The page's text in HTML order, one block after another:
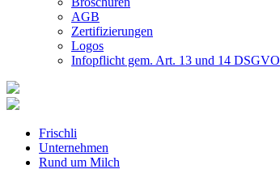
AGB
Zertifizierungen
Logos
Infopflicht gem. Art. 13 und 14 DSGVO
Frischli
Unternehmen
Rund um Milch